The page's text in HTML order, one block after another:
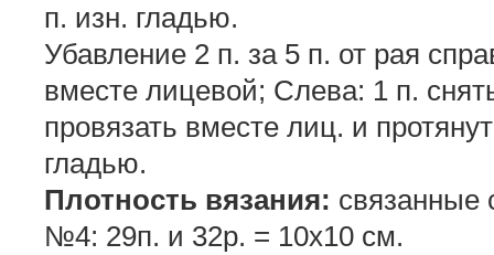
п. изн. гладью.
Убавление 2 п. за 5 п. от рая
вместе лицевой; Слева: 1 п.
провязать вместе лиц. и
гладью.
Плотность вязания: связанные
№4: 29п. и 32р. = 10х10 см.